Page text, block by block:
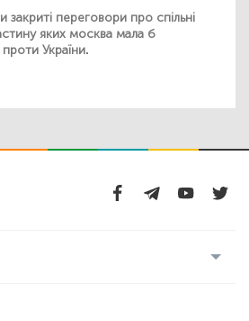
закриті переговори про спільні
яких москва мала б
України.